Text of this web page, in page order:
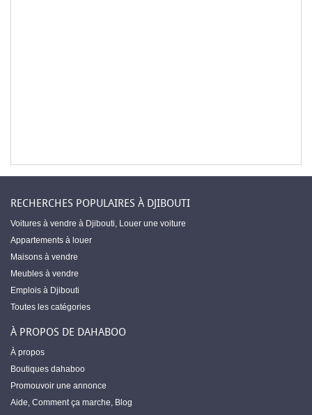
RECHERCHES POPULAIRES À DJIBOUTI
Voitures à vendre à Djibouti, Louer une voiture
Appartements à louer
Maisons à vendre
Meubles à vendre
Emplois à Djibouti
Toutes les catégories
À PROPOS DE DAHABOO
À propos
Boutiques dahaboo
Promouvoir une annonce
Aide, Comment ça marche, Blog